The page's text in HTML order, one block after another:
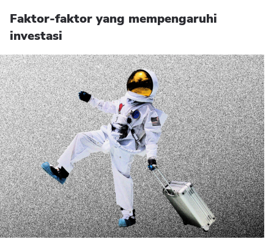
Faktor-faktor yang mempengaruhi
investasi